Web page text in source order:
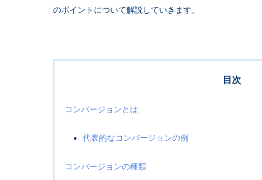
のポイントについて解説していきます。
目次
コンバージョンとは
代表的なコンバージョンの例
コンバージョンの種類